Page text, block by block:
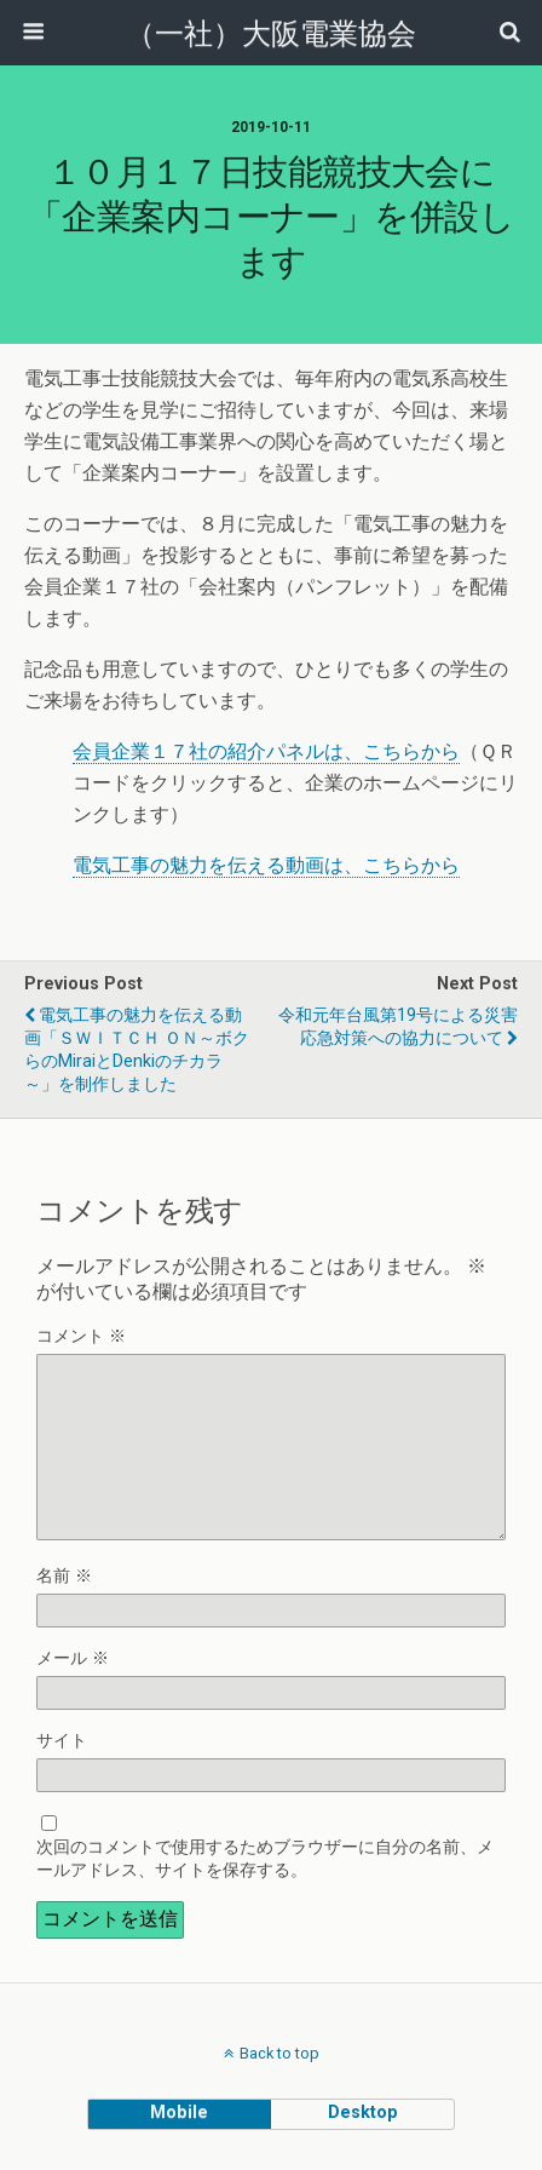
（一社）大阪電業協会
2019-10-11
１０月１７日技能競技大会に
「企業案内コーナー」を併設し
ます
電気工事士技能競技大会では、毎年府内の電気系高校生
などの学生を見学にご招待していますが、今回は、来場
学生に電気設備工事業界への関心を高めていただく場と
して「企業案内コーナー」を設置します。
このコーナーでは、８月に完成した「電気工事の魅力を
伝える動画」を投影するとともに、事前に希望を募った
会員企業１７社の「会社案内（パンフレット）」を配備
します。
記念品も用意していますので、ひとりでも多くの学生の
ご来場をお待ちしています。
会員企業１７社の紹介パネルは、こちらから
（ＱＲ
コードをクリックすると、企業のホームページにリ
ンクします）
電気工事の魅力を伝える動画は、こちらから
Previous Post
電気工事の魅力を伝える動
画「ＳＷＩＴＣＨ ＯＮ～ボク
らのmiraiとdenkiのチカラ
～」を制作しました
Next Post
令和元年台風第19号による災害
応急対策への協力について
コメントを残す
メールアドレスが公開されることはありません。
※
が付いている欄は必須項目です
コメント ※
名前 ※
メール ※
サイト
次回のコメントで使用するためブラウザーに自分の名前、メ
ールアドレス、サイトを保存する。
Back to top
Mobile Desktop